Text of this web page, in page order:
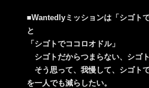
■Wantedlyミッションは「シゴト
と
「シゴトでココロオドル」
シゴトだからつまらない、シゴ
そう思って、我慢して、シゴト
を一人でも減らしたい。